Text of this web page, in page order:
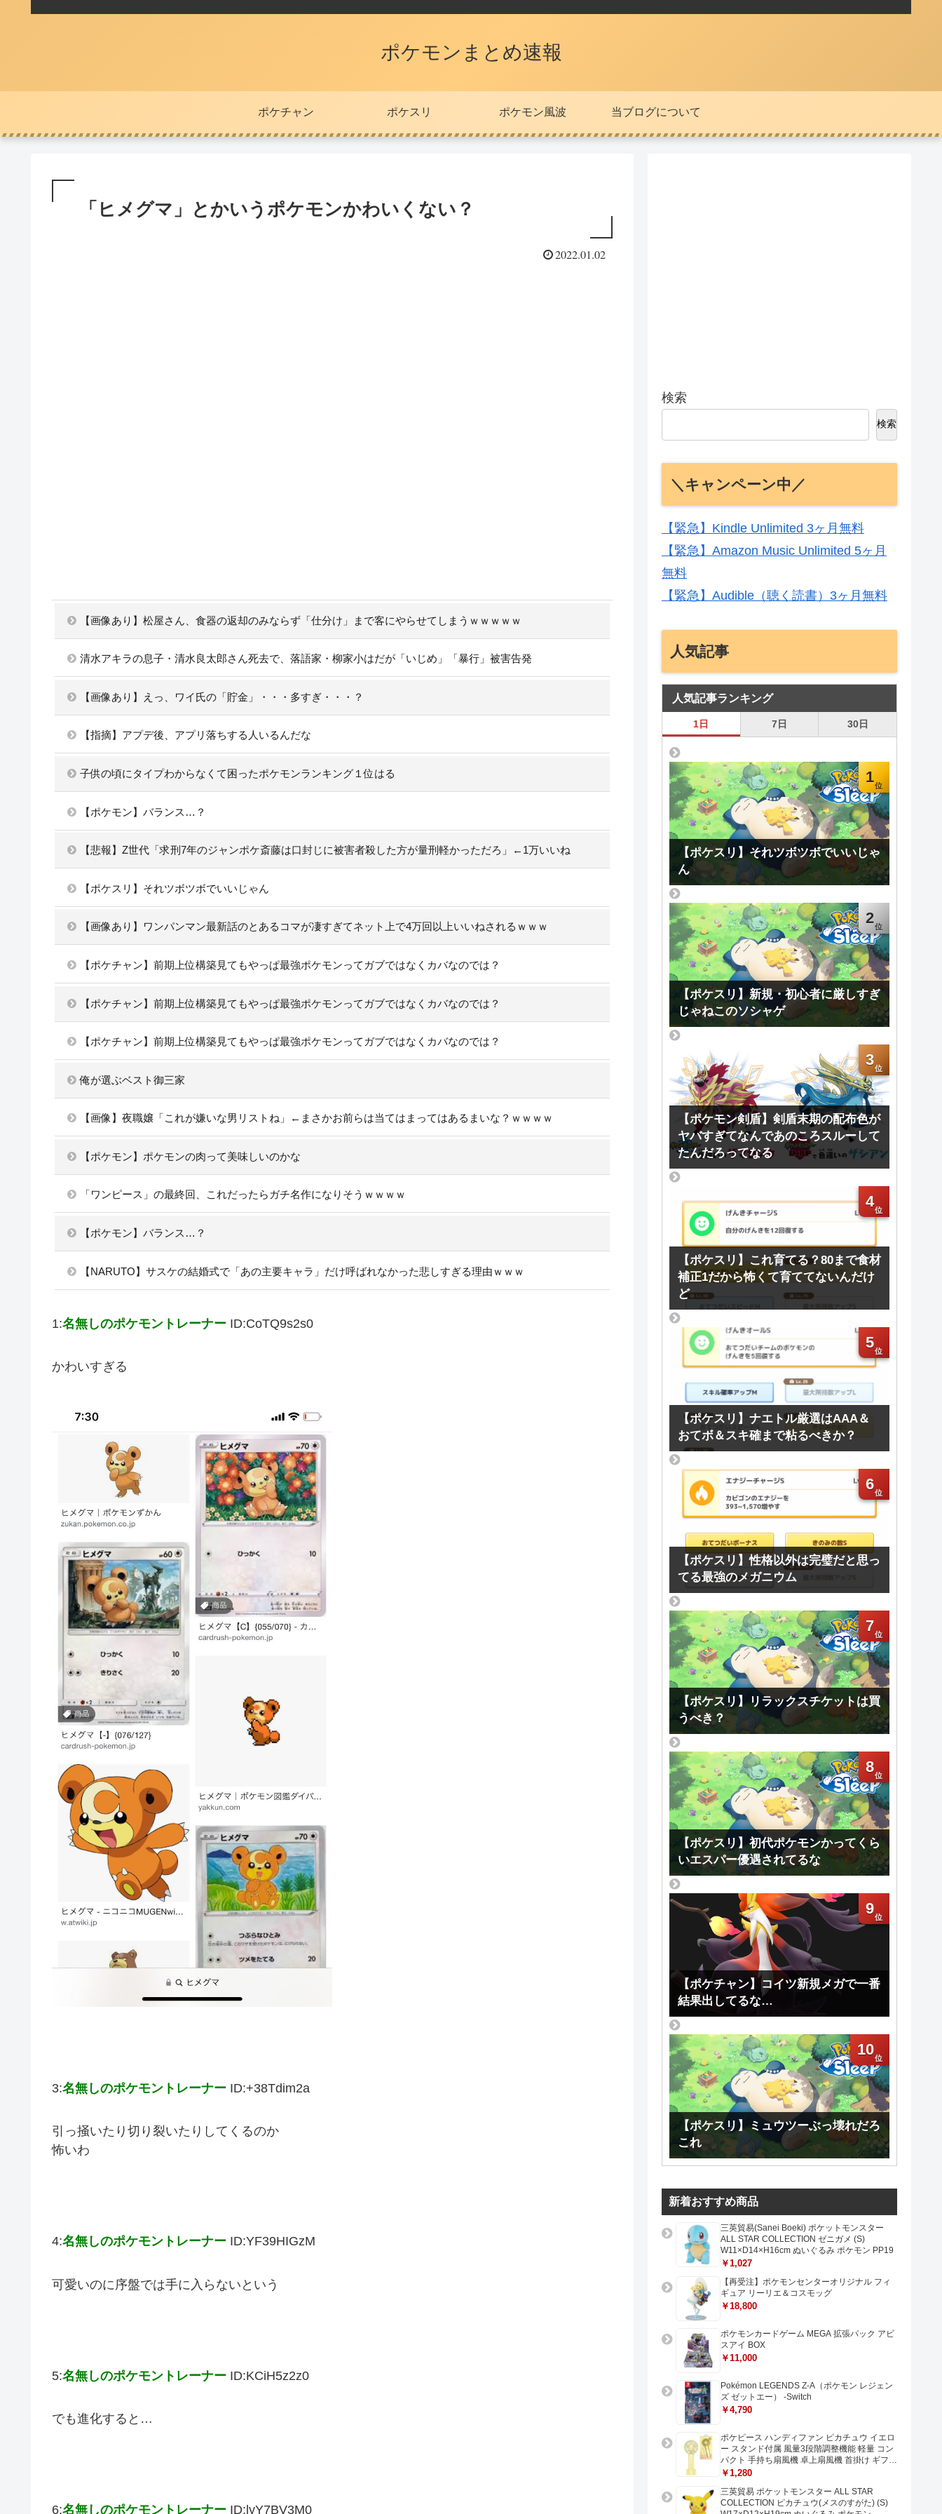
ポケモンまとめ速報
ポケチャン ポケスリ ポケモン風波 当ブログについて
「ヒメグマ」とかいうポケモンかわいくない？
2022.01.02
【画像あり】松屋さん、食器の返却のみならず「仕分け」まで客にやらせてしまうｗｗｗｗｗ
清水アキラの息子・清水良太郎さん死去で、落語家・柳家小はだが「いじめ」「暴行」被害告発
【画像あり】えっ、ワイ氏の「貯金」・・・多すぎ・・・？
【指摘】アプデ後、アプリ落ちする人いるんだな
子供の頃にタイプわからなくて困ったポケモンランキング１位はる
【ポケモン】バランス…？
【悲報】Z世代「求刑7年のジャンポケ斎藤は口封じに被害者殺した方が量刑軽かっただろ」←1万いいね
【ポケスリ】それツボツボでいいじゃん
【画像あり】ワンパンマン最新話のとあるコマが凄すぎてネット上で4万回以上いいねされるｗｗｗ
【ポケチャン】前期上位構築見てもやっぱ最強ポケモンってガブではなくカバなのでは？
【ポケチャン】前期上位構築見てもやっぱ最強ポケモンってガブではなくカバなのでは？
【ポケチャン】前期上位構築見てもやっぱ最強ポケモンってガブではなくカバなのでは？
俺が選ぶベスト御三家
【画像】夜職嬢「これが嫌いな男リストね」←まさかお前らは当てはまってはあるまいな？ｗｗｗｗ
【ポケモン】ポケモンの肉って美味しいのかな
「ワンピース」の最終回、これだったらガチ名作になりそうｗｗｗｗ
【ポケモン】バランス…？
【NARUTO】サスケの結婚式で「あの主要キャラ」だけ呼ばれなかった悲しすぎる理由ｗｗｗ
1:名無しのポケモントレーナー ID:CoTQ9s2s0
かわいすぎる
3:名無しのポケモントレーナー ID:+38Tdim2a
引っ掻いたり切り裂いたりしてくるのか
怖いわ
4:名無しのポケモントレーナー ID:YF39HIGzM
可愛いのに序盤では手に入らないという
5:名無しのポケモントレーナー ID:KCiH5z2z0
でも進化すると…
6:名無しのポケモントレーナー ID:lyY7BV3M0
検索
検索
＼キャンペーン中／
【緊急】Kindle Unlimited 3ヶ月無料
【緊急】Amazon Music Unlimited 5ヶ月
無料
【緊急】Audible（聴く読書）3ヶ月無料
人気記事
人気記事ランキング
1日 7日 30日
1
【ポケスリ】それツボツボでいいじゃ
ん
2
【ポケスリ】新規・初心者に厳しすぎ
じゃねこのソシャゲ
3
【ポケモン剣盾】剣盾末期の配布色が
ヤバすぎてなんであのころスルーして
たんだろってなる
4
【ポケスリ】これ育てる？80まで食材
補正1だから怖くて育ててないんだけ
ど
5
【ポケスリ】ナエトル厳選はAAA＆
おてボ＆スキ確まで粘るべきか？
6
【ポケスリ】性格以外は完璧だと思っ
てる最強のメガニウム
7
【ポケスリ】リラックスチケットは買
うべき？
8
【ポケスリ】初代ポケモンかってくら
いエスパー優遇されてるな
9
【ポケチャン】コイツ新規メガで一番
結果出してるな…
10
【ポケスリ】ミュウツーぶっ壊れだろ
これ
新着おすすめ商品
三英貿易(Sanei Boeki) ポケットモンスター
ALL STAR COLLECTION ゼニガメ (S)
W11×D14×H16cm ぬいぐるみ ポケモン PP19
￥1,027
【再受注】ポケモンセンターオリジナル フィ
ギュア リーリエ＆コスモッグ
￥18,800
ポケモンカードゲーム MEGA 拡張パック アビ
スアイ BOX
￥11,000
Pokémon LEGENDS Z-A（ポケモン レジェン
ズ ゼットエー） -Switch
￥4,790
ポケピース ハンディファン ピカチュウ イエロ
ー スタンド付属 風量3段階調整機能 軽量 コン
パクト 手持ち扇風機 卓上扇風機 首掛け ギフト
プレゼントに最適 USB充電 Type-C対応
￥1,280
三英貿易 ポケットモンスター ALL STAR
COLLECTION ピカチュウ(メスのすがた) (S)